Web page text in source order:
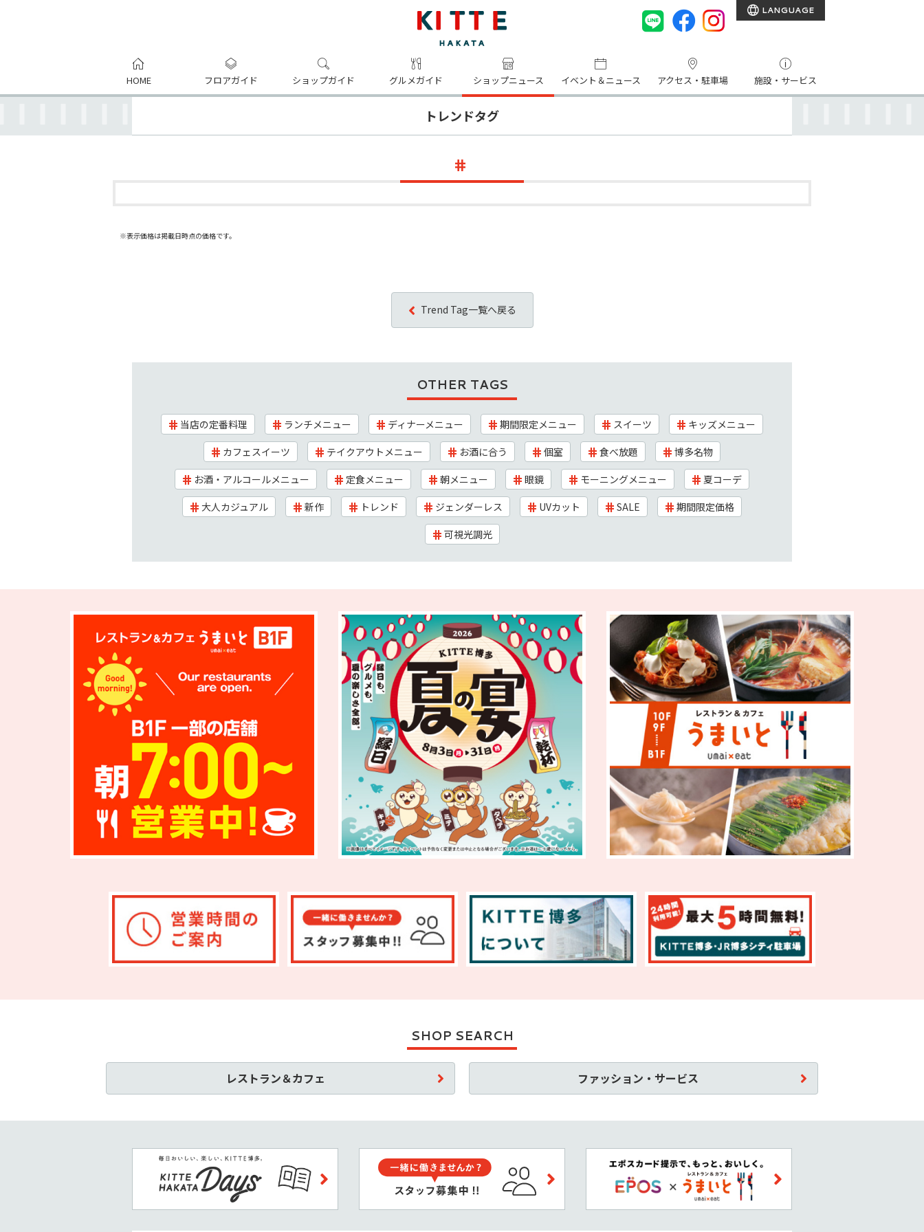
LANGUAGE
HOME フロアガイド ショップガイド グルメガイド ショップニュース イベント＆ニュース アクセス・駐車場 施設・サービス
トレンドタグ
※表示価格は掲載日時点の価格です。
Trend Tag一覧へ戻る
OTHER TAGS
当店の定番料理 ランチメニュー ディナーメニュー 期間限定メニュー スイーツ
キッズメニュー
カフェスイーツ
テイクアウトメニュー お酒に合う 個室 食べ放題
博多名物
お酒・アルコールメニュー
定食メニュー 朝メニュー 眼鏡 モーニングメニュー
夏コーデ
大人カジュアル
新作 トレンド ジェンダーレス UVカット SALE
期間限定価格
可視光調光
SHOP SEARCH
レストラン＆カフェ ファッション・サービス